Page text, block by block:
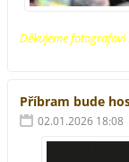
Děkujeme
Příbram bude
02.01.2026 18:08